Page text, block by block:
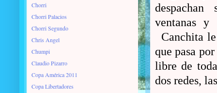
despachan
ventanas y
Canchita
que pasa
libre de
dos redes,
Chorri
Chorri Palacios
Chorri Segundo
Chris Angel
Chumpi
Claudio Pizarro
Copa América 2011
Copa Libertadores